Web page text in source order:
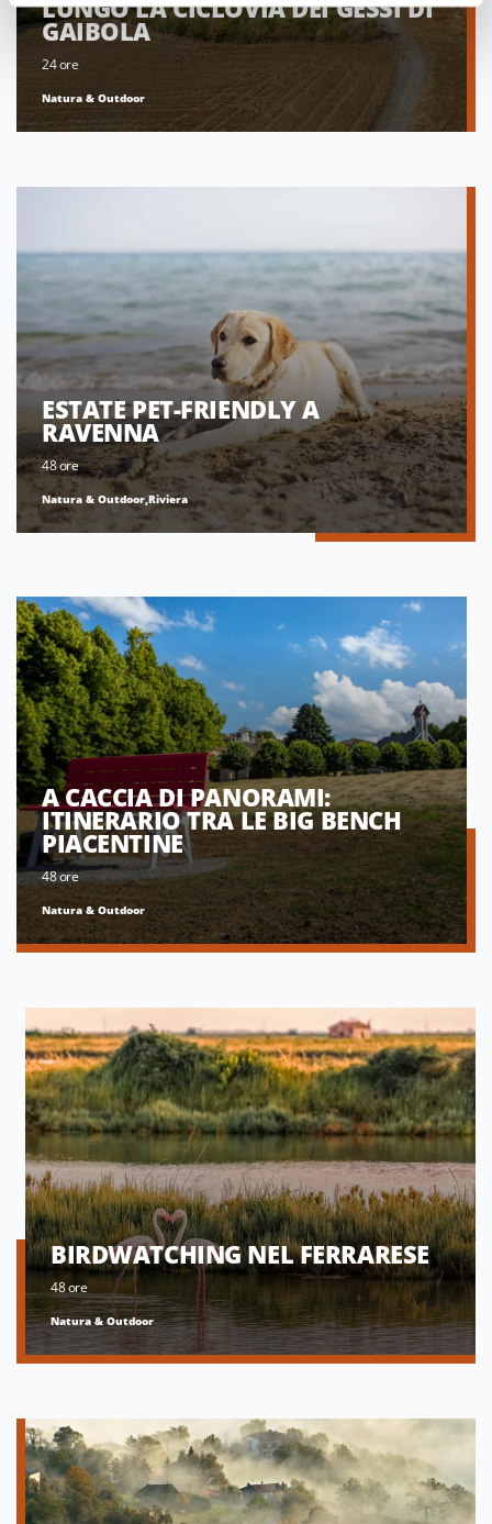
LUNGO LA CICLOVIA DEI GESSI DI
GAIBOLA
24 ore
Natura & Outdoor
ESTATE PET-FRIENDLY A
RAVENNA
48 ore
Natura & Outdoor,Riviera
A CACCIA DI PANORAMI:
ITINERARIO TRA LE BIG BENCH
PIACENTINE
48 ore
Natura & Outdoor
BIRDWATCHING NEL FERRARESE
48 ore
Natura & Outdoor